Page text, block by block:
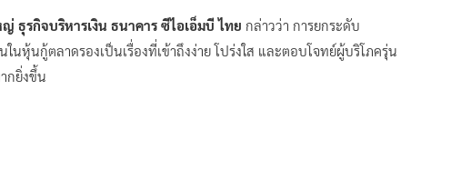
ธุรกิจบริหารเงิน ธนาคาร ซีไอเอ็มบี ไทย กล่าวว่า การยกระดับ
นหุ้นกู้ตลาดรองเป็นเรื่องที่เข้าถึงง่าย โปร่งใส และตอบโจทย์ผู้บริโภครุ่น
กยิ่งขึ้น